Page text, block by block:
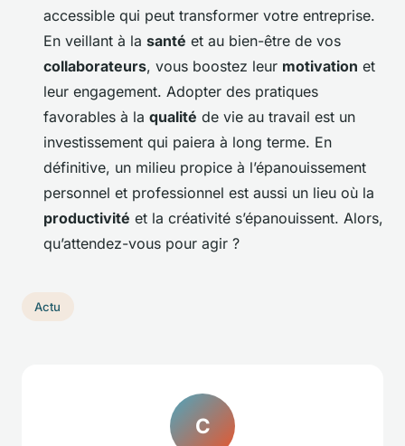
accessible qui peut transformer votre entreprise.
En veillant à la santé et au bien-être de vos
collaborateurs, vous boostez leur motivation et
leur engagement. Adopter des pratiques
favorables à la qualité de vie au travail est un
investissement qui paiera à long terme. En
définitive, un milieu propice à l’épanouissement
personnel et professionnel est aussi un lieu où la
productivité et la créativité s’épanouissent. Alors,
qu’attendez-vous pour agir ?
Actu
C